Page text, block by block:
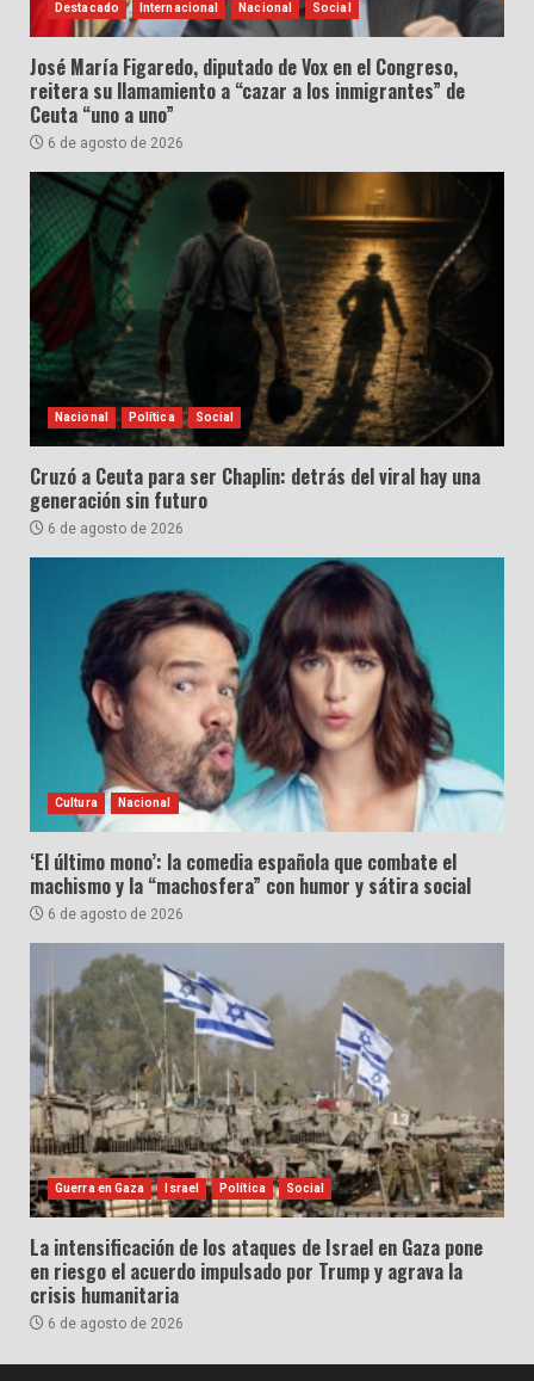
Destacado Internacional Nacional Social
José María Figaredo, diputado de Vox en el Congreso,
reitera su llamamiento a “cazar a los inmigrantes” de
Ceuta “uno a uno”
6 de agosto de 2026
Nacional Política Social
Cruzó a Ceuta para ser Chaplin: detrás del viral hay una
generación sin futuro
6 de agosto de 2026
Cultura Nacional
‘El último mono’: la comedia española que combate el
machismo y la “machosfera” con humor y sátira social
6 de agosto de 2026
Guerra en Gaza Israel Política Social
La intensificación de los ataques de Israel en Gaza pone
en riesgo el acuerdo impulsado por Trump y agrava la
crisis humanitaria
6 de agosto de 2026